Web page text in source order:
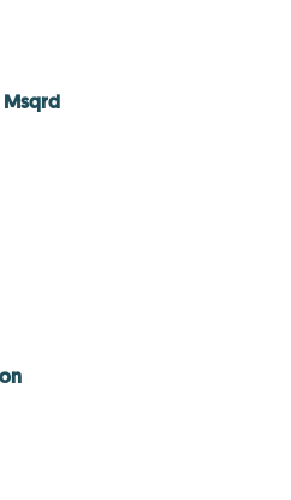
Msqrd